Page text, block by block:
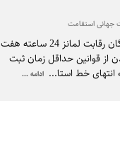
جهانی استقامت
فرمول یک ایران - برگزارکنندگان رقابت لمانز 24 ساعته هفت
از قوانین حداقل زمان ثبت
خط استا... ادامه ...